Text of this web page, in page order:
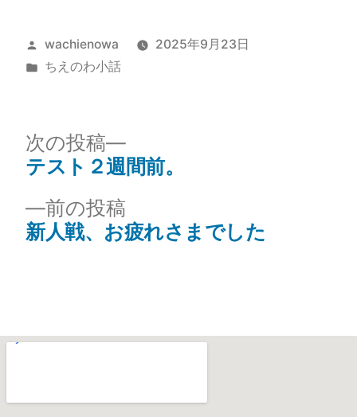
wachienowa
2025年9月23日
ちえのわ小話
前の投稿
新人戦、お疲れさまでした
次の投稿
テスト２週間前。